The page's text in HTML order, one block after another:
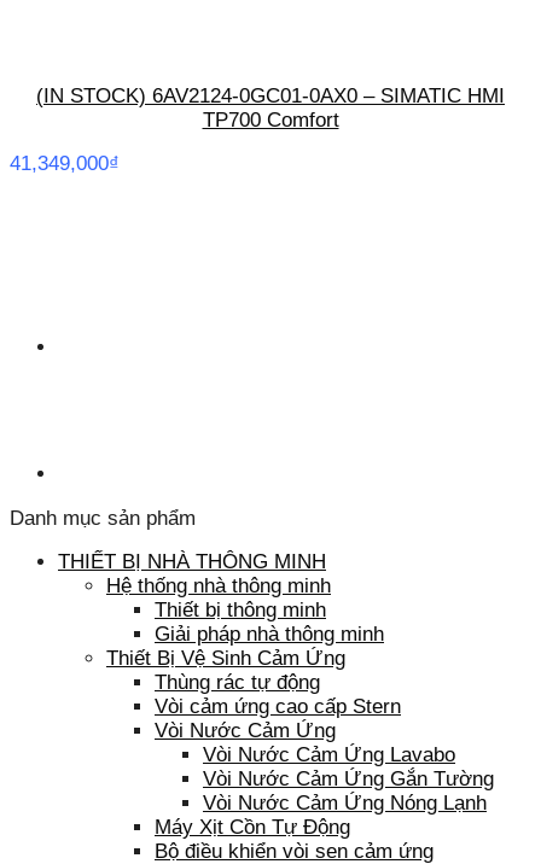
(IN STOCK) 6AV2124-0GC01-0AX0 – SIMATIC HMI
TP700 Comfort
41,349,000₫
Danh mục sản phẩm
THIẾT BỊ NHÀ THÔNG MINH
Hệ thống nhà thông minh
Thiết bị thông minh
Giải pháp nhà thông minh
Thiết Bị Vệ Sinh Cảm Ứng
Thùng rác tự động
Vòi cảm ứng cao cấp Stern
Vòi Nước Cảm Ứng
Vòi Nước Cảm Ứng Lavabo
Vòi Nước Cảm Ứng Gắn Tường
Vòi Nước Cảm Ứng Nóng Lạnh
Máy Xịt Cồn Tự Động
Bộ điều khiển vòi sen cảm ứng